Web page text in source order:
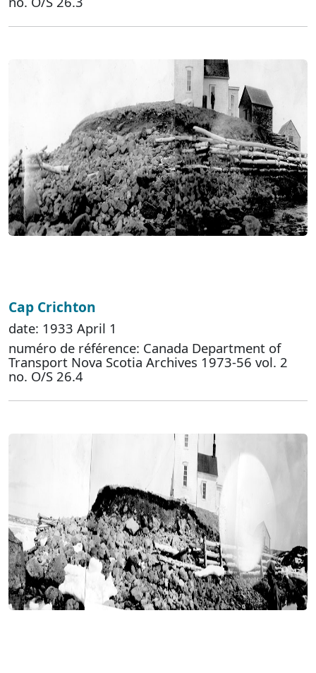
Cap Crichton
date: 1933 April 1
numéro de référence: Canada Department of
Transport Nova Scotia Archives 1973-56 vol. 2
no. O/S 26.4